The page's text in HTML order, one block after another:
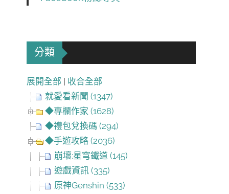
分類
展開全部 | 收合全部
就愛看新聞 (1347)
◆專欄作家 (1628)
◆禮包兌換碼 (294)
◆手遊攻略 (2036)
崩壞:星穹鐵道 (145)
遊戲資訊 (335)
原神Genshin (533)